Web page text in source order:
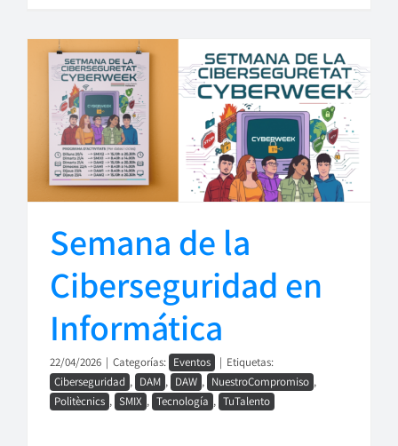
Semana de la
Ciberseguridad en
Informática
22/04/2026 | Categorías: Eventos | Etiquetas:
Ciberseguridad , DAM , DAW , NuestroCompromiso ,
Politècnics , SMIX , Tecnología , TuTalento